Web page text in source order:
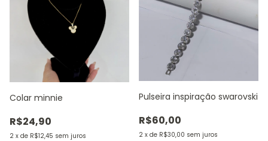
Colar minnie
R$24,90
2 x de R$12,45 sem juros
Pulseira inspiração swarovski
R$60,00
2 x de R$30,00 sem juros